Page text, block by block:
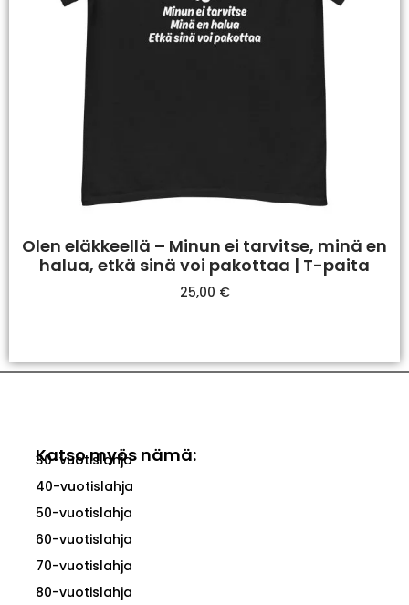
Olen eläkkeellä – Minun ei tarvitse, minä en
halua, etkä sinä voi pakottaa | T-paita
25,00 €
Katso myös nämä:
30-vuotislahja
40-vuotislahja
50-vuotislahja
60-vuotislahja
70-vuotislahja
80-vuotislahja